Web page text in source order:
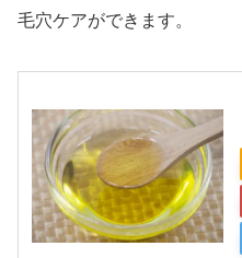
毛穴ケアができます。